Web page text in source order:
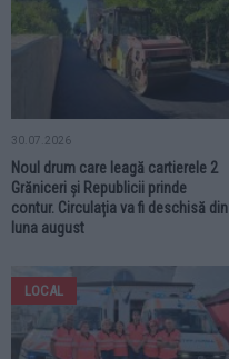
30.07.2026
Noul drum care leagă cartierele 2
Grăniceri și Republicii prinde
contur. Circulația va fi deschisă din
luna august
LOCAL